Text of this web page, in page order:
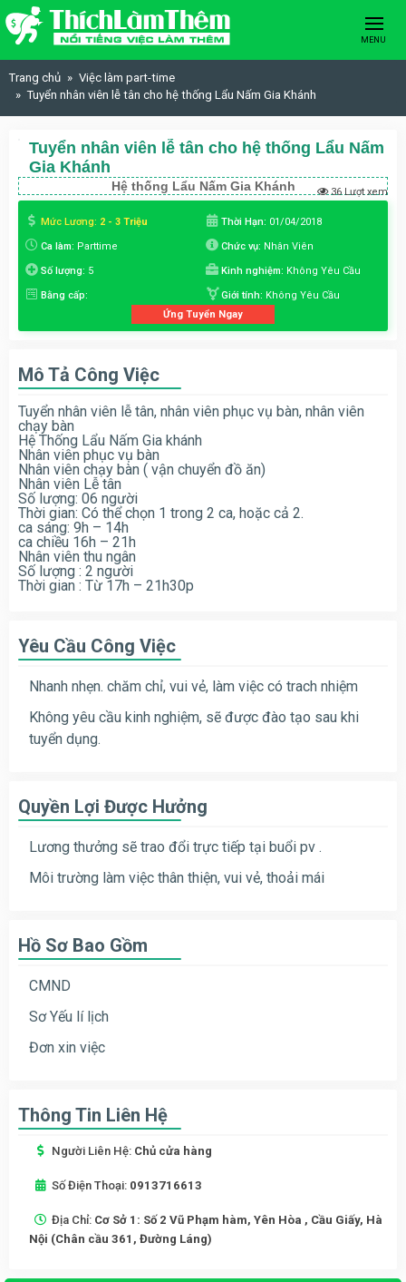
Skip to content
MENU
Trang chủ
Việc làm part-time
Tuyển nhân viên lễ tân cho hệ thống Lẩu Nấm Gia Khánh
Tuyển nhân viên lễ tân cho hệ thống Lẩu Nấm
Gia Khánh
Hệ thống Lẩu Nấm Gia Khánh 36 Lượt xem
Mức Lương: 2 - 3 Triệu Thời Hạn: 01/04/2018
Ca làm: Parttime Chức vụ: Nhân Viên
Số lượng: 5 Kinh nghiệm: Không Yêu Cầu
Bằng cấp: Giới tính: Không Yêu Cầu
Ứng Tuyển Ngay
Mô Tả Công Việc
Tuyển nhân viên lễ tân, nhân viên phục vụ bàn, nhân viên
chạy bàn
Hệ Thống Lẩu Nấm Gia khánh
Nhân viên phục vụ bàn
Nhân viên chạy bàn ( vận chuyển đồ ăn)
Nhân viên Lễ tân
Số lượng: 06 người
Thời gian: Có thể chọn 1 trong 2 ca, hoặc cả 2.
ca sáng: 9h – 14h
ca chiều 16h – 21h
Nhân viên thu ngân
Số lượng : 2 người
Thời gian : Từ 17h – 21h30p
Yêu Cầu Công Việc
Nhanh nhẹn. chăm chỉ, vui vẻ, làm việc có trach nhiệm
Không yêu cầu kinh nghiệm, sẽ được đào tạo sau khi
tuyển dụng.
Quyền Lợi Được Hưởng
Lương thưởng sẽ trao đổi trực tiếp tại buổi pv .
Môi trường làm việc thân thiện, vui vẻ, thoải mái
Hồ Sơ Bao Gồm
CMND
Sơ Yếu lí lịch
Đơn xin việc
Thông Tin Liên Hệ
Người Liên Hệ: Chủ cửa hàng
Số Điện Thoại: 0913716613
Địa Chỉ: Cơ Sở 1: Số 2 Vũ Phạm hàm, Yên Hòa , Cầu Giấy, Hà
Nội (Chân cầu 361, Đường Láng)